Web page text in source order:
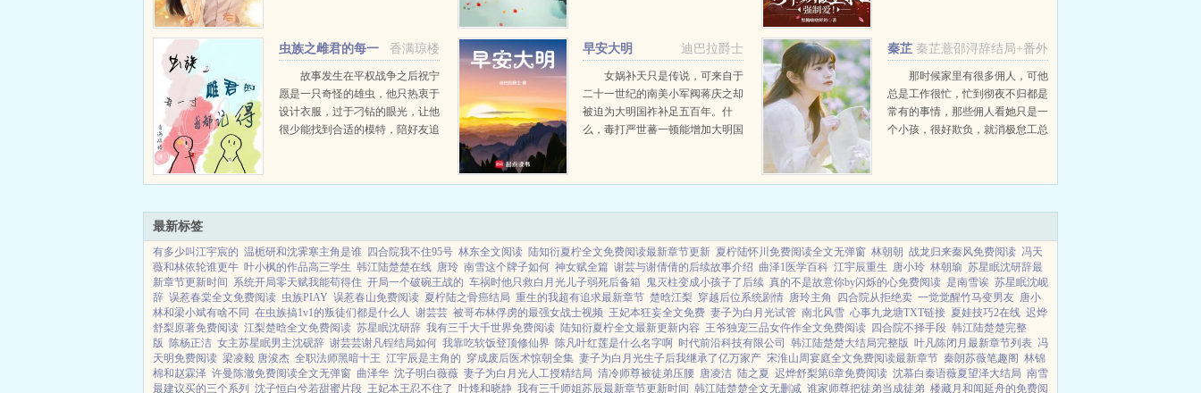
过来。超市空间...
是轻描淡写说了句别来无...
香满琼楼
虫族之雌君的每一
寸我都记得
故事发生在平权战争之后祝宁
愿是一只奇怪的雄虫，他只热衷于
设计衣服，过于刁钻的眼光，让他
很少能找到合适的模特，陪好友追
一只虫，认识到自己的心意后，他
迪巴拉爵士
早安大明
女娲补天只是传说，可来自于
二十一世纪的南美小军阀蒋庆之却
被迫为大明国祚补足五百年。什
么，毒打严世蕃一顿能增加大明国
嘉靖二十七年，帝国斜阳。赘婿之
秦芷薏邵浔辞结局+番外
秦芷
薏邵浔辞
那时候家里有很多佣人，可他
总是工作很忙，忙到彻夜不归都是
常有的事情，那些佣人看她只是一
个小孩，很好欺负，就消极怠工总
人，为了照顾她学会了做饭，一日
最新标签
有多少叫江宇宸的 温栀研和沈霁寒主角是谁 四合院我不住95号 林东全文阅读 陆知衍夏柠全文免费阅读最新章节更新 夏柠陆怀川免费阅读全文无弹窗 林朝朝 战龙归来秦风免费阅读 冯天
薇和林依轮谁更牛 叶小枫的作品高三学生 韩江陆楚楚在线 唐玲 南雪这个牌子如何 神女赋全篇 谢芸与谢倩倩的后续故事介绍 曲泽1医学百科 江宇辰重生 唐小玲 林朝瑜 苏星眠沈研辞最
新章节更新时间
系统开局零天赋我能苟得住 开局一个破碗王战的 车祸时他只救白月光儿子弱死后备箱 鬼灭柱变成小孩子了后续 真的不是故意你by闪烁的心免费阅读 是南雪诶 苏星眠沈岘
辞 误惹春棠全文免费阅读 虫族PIAY 误惹春山免费阅读 夏柠陆之骨癌结局 重生的我超有追求最新章节 楚晗江梨 穿越后位系统剧情 唐玲主角 四合院从拒绝卖 一觉觉醒竹马变男友 唐小
林和梁小斌有啥不同 在虫族搞1v1的叛徒们都是什么人 谢芸芸 被哥布林俘虏的最强女战士视频 王妃本狂妄全文免费 妻子为白月光试管 南北风雪 心事九龙塘TXT链接 夏娃技巧2在线 迟烨
舒梨原著免费阅读 江梨楚晗全文免费阅读 苏星眠沈研辞 我有三千大千世界免费阅读 陆知衍夏柠全文最新更新内容 王爷独宠三品女仵作全文免费阅读 四合院不择手段 韩江陆楚楚完整
版 陈杨正洁 女主苏星眠男主沈砚辞 谢芸芸谢凡锃结局如何 我靠吃软饭登顶修仙界 陈凡叶红莲是什么名字啊 时代前沿科技有限公司 韩江陆楚楚大结局完整版 叶凡陈闭月最新章节列表 冯
天明免费阅读 梁凌毅 唐浚杰 全职法师黑暗十王 江宇辰是主角的 穿成废后医术惊朝全集 妻子为白月光生子后我继承了亿万家产 宋淮山周宴庭全文免费阅读最新章节 秦朗苏薇笔趣阁 林锦
棉和赵霖泽 许曼陈澈免费阅读全文无弹窗 曲泽华 沈子明白薇薇 妻子为白月光人工授精结局 清冷师尊被徒弟压腰 唐凌洁 陆之夏 迟烨舒梨第6章免费阅读 沈慕白秦语薇夏望泽大结局 南雪
最建议买的三个系列
沈子恒白兮若甜蜜片段 王妃本王忍不住了 叶烽和晓静 我有三千师姐苏辰最新章节更新时间 韩江陆楚楚全文无删减 谁家师尊把徒弟当成徒弟 楼藏月和闻延舟的免费阅